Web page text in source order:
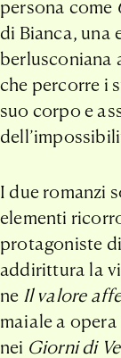
persona come
di Bianca, una
berlusconiana
che percorre i
suo corpo e
I due romanzi
elementi
protagoniste
addirittura la
ne Il valore
maiale a
nei Giorni di